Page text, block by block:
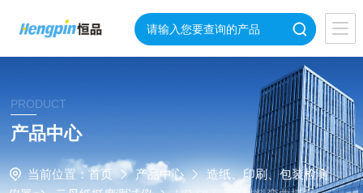
PRODUCT
产品中心
当前位置： 首页 产品中心
造纸、印刷、包装检测